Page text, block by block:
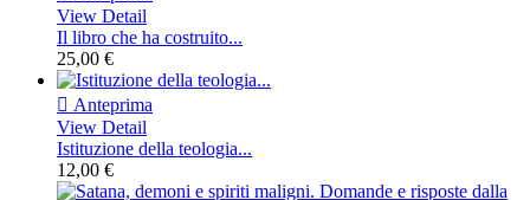
View Detail
Il libro che ha costruito...
25,00 €
 Anteprima
View Detail
Istituzione della teologia...
12,00 €